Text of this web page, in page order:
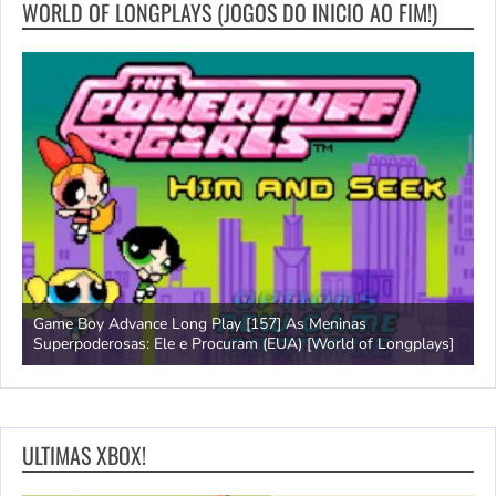
WORLD OF LONGPLAYS (JOGOS DO INICIO AO FIM!)
Game Boy Advance Long Play [157] As Meninas
Superpoderosas: Ele e Procuram (EUA) [World of Longplays]
ULTIMAS XBOX!